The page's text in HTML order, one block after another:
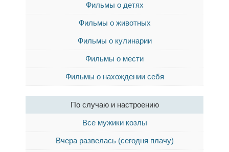
Фильмы о детях
Фильмы о животных
Фильмы о кулинарии
Фильмы о мести
Фильмы о нахождении себя
По случаю и настроению
Все мужики козлы
Вчера развелась (сегодня плачу)